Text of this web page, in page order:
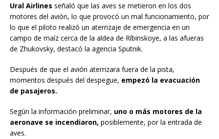
Ural Airlines señaló que las aves se metieron en los dos
motores del avión, lo que provocó un mal funcionamiento, por
lo que el piloto realizó un aterrizaje de emergencia en un
campo de maíz cerca de la aldea de Ríbinskoye, a las afueras
de Zhukovsky, destacó la agencia Sputnik.
Después de que el avión aterrizara fuera de la pista,
momentos después del despegue, empezó la evacuación
de pasajeros.
Según la información preliminar, uno o más motores de la
aeronave se incendiaron, posiblemente, por la entrada de
aves.